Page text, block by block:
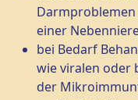
einer
bei Bedarf
wie viralen oder
der